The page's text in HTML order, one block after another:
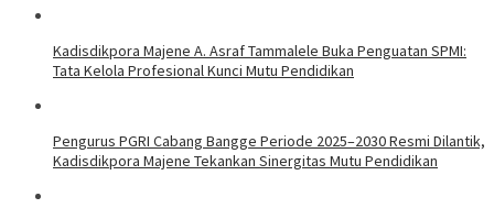
Kadisdikpora Majene A. Asraf Tammalele Buka Penguatan SPMI:
Tata Kelola Profesional Kunci Mutu Pendidikan
Pengurus PGRI Cabang Bangge Periode 2025–2030 Resmi Dilantik,
Kadisdikpora Majene Tekankan Sinergitas Mutu Pendidikan